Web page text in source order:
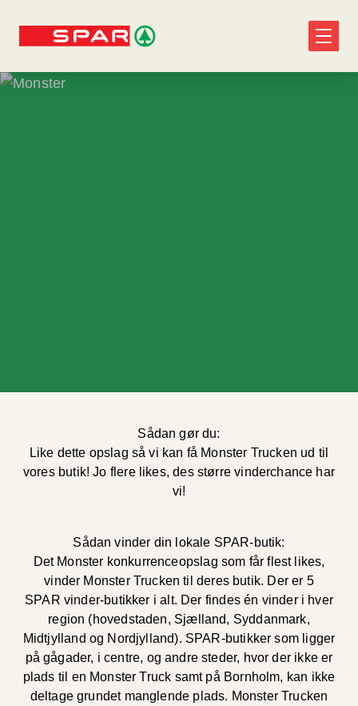
Sådan gør du:
Like dette opslag så vi kan få Monster Trucken ud til
vores butik! Jo flere likes, des større vinderchance har
vi!
Sådan vinder din lokale SPAR-butik:
Det Monster konkurrenceopslag som får flest likes,
vinder Monster Trucken til deres butik. Der er 5
SPAR vinder-butikker i alt. Der findes én vinder i hver
region (hovedstaden, Sjælland, Syddanmark,
Midtjylland og Nordjylland). SPAR-butikker som ligger
på gågader, i centre, og andre steder, hvor der ikke er
plads til en Monster Truck samt på Bornholm, kan ikke
deltage grundet manglende plads. Monster Trucken